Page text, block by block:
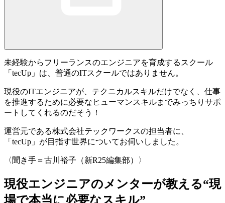
未経験からフリーランスのエンジニアを育成するスクール
「 tecUp 」は、普通のITスクールではありません。
現役のITエンジニアが、テクニカルスキルだけでなく、仕事
を推進するために必要なヒューマンスキルまでみっちりサポ
ートしてくれるのだそう！
運営元である株式会社テックワークスの担当者に、
「tecUp」が目指す世界についてお伺いしました。
〈聞き手＝古川裕子（新R25編集部）〉
現役エンジニアのメンターが教える“現
場で本当に必要なスキル”